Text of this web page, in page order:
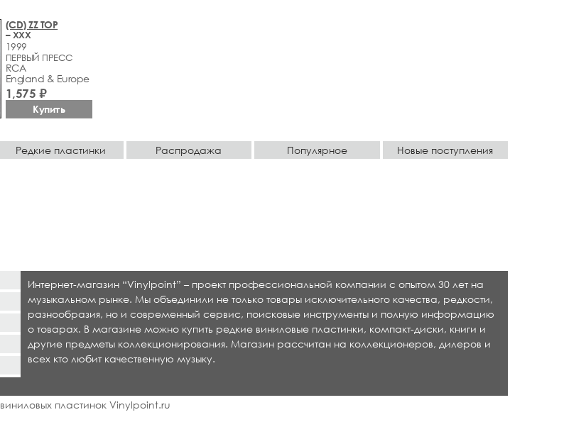
(CD) ZZ TOP
– XXX
1999
ПЕРВЫЙ ПРЕСС
RCA
England & Europe
1,575 ₽
Купить
Редкие пластинки Распродажа Популярное Новые поступления
Интернет-магазин “Vinylpoint” – проект профессиональной компании с опытом 30 лет на
музыкальном рынке. Мы объединили не только товары исключительного качества, редкости,
разнообразия, но и современный сервис, поисковые инструменты и полную информацию
о товарах. В магазине можно купить редкие виниловые пластинки, компакт-диски, книги и
другие предметы коллекционирования. Магазин рассчитан на коллекционеров, дилеров и
всех кто любит качественную музыку.
пластинок Vinylpoint.ru